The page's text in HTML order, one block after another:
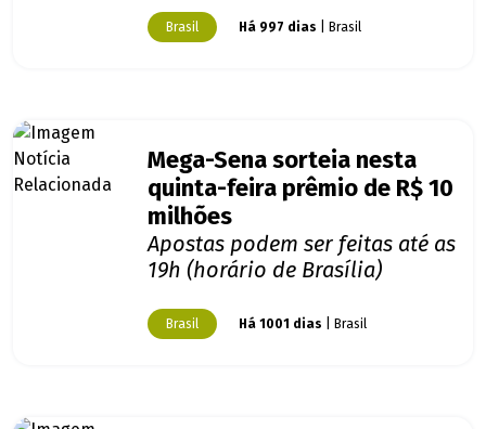
Brasil Há 997 dias | Brasil
Mega-Sena sorteia nesta
quinta-feira prêmio de R$ 10
milhões
Apostas podem ser feitas até as
19h (horário de Brasília)
Brasil Há 1001 dias | Brasil